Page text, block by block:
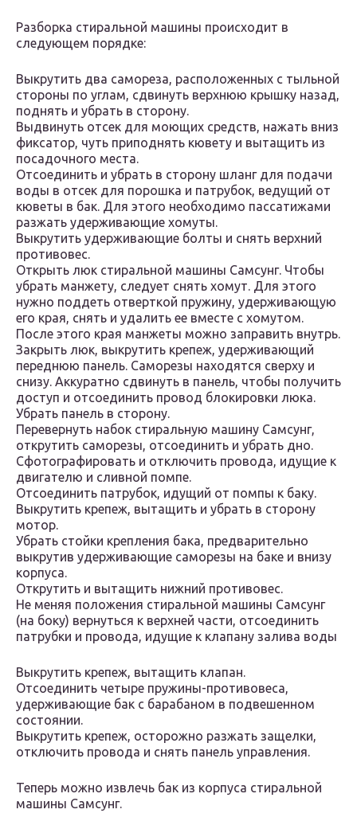
Разборка стиральной машины происходит в
следующем порядке:
Выкрутить два самореза, расположенных с тыльной
стороны по углам, сдвинуть верхнюю крышку назад,
поднять и убрать в сторону.
Выдвинуть отсек для моющих средств, нажать вниз
фиксатор, чуть приподнять кювету и вытащить из
посадочного места.
Отсоединить и убрать в сторону шланг для подачи
воды в отсек для порошка и патрубок, ведущий от
кюветы в бак. Для этого необходимо пассатижами
разжать удерживающие хомуты.
Выкрутить удерживающие болты и снять верхний
противовес.
Открыть люк стиральной машины Самсунг. Чтобы
убрать манжету, следует снять хомут. Для этого
нужно поддеть отверткой пружину, удерживающую
его края, снять и удалить ее вместе с хомутом.
После этого края манжеты можно заправить внутрь.
Закрыть люк, выкрутить крепеж, удерживающий
переднюю панель. Саморезы находятся сверху и
снизу. Аккуратно сдвинуть в панель, чтобы получить
доступ и отсоединить провод блокировки люка.
Убрать панель в сторону.
Перевернуть набок стиральную машину Самсунг,
открутить саморезы, отсоединить и убрать дно.
Сфотографировать и отключить провода, идущие к
двигателю и сливной помпе.
Отсоединить патрубок, идущий от помпы к баку.
Выкрутить крепеж, вытащить и убрать в сторону
мотор.
Убрать стойки крепления бака, предварительно
выкрутив удерживающие саморезы на баке и внизу
корпуса.
Открутить и вытащить нижний противовес.
Не меняя положения стиральной машины Самсунг
(на боку) вернуться к верхней части, отсоединить
патрубки и провода, идущие к клапану залива воды
Выкрутить крепеж, вытащить клапан.
Отсоединить четыре пружины-противовеса,
удерживающие бак с барабаном в подвешенном
состоянии.
Выкрутить крепеж, осторожно разжать защелки,
отключить провода и снять панель управления.
Теперь можно извлечь бак из корпуса стиральной
машины Самсунг.